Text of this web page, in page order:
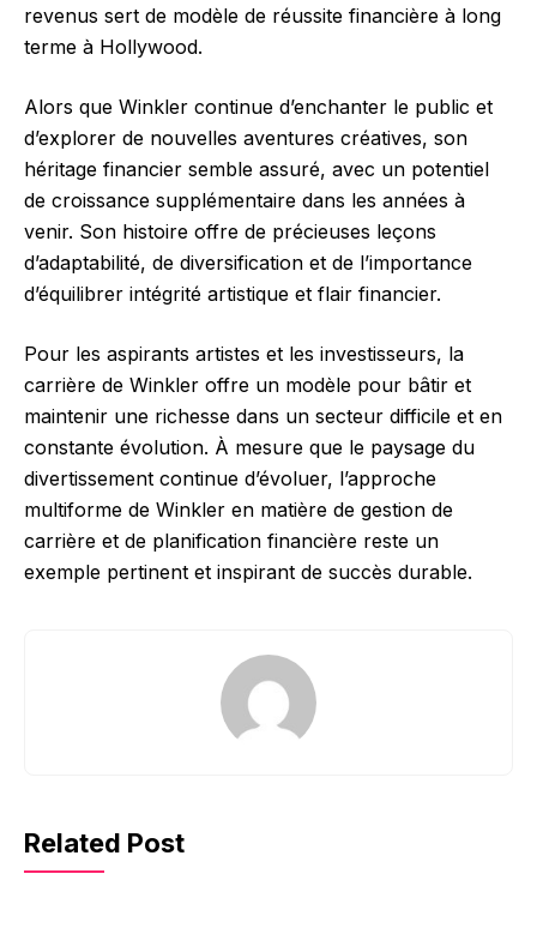
revenus sert de modèle de réussite financière à long
terme à Hollywood.
Alors que Winkler continue d’enchanter le public et
d’explorer de nouvelles aventures créatives, son
héritage financier semble assuré, avec un potentiel
de croissance supplémentaire dans les années à
venir. Son histoire offre de précieuses leçons
d’adaptabilité, de diversification et de l’importance
d’équilibrer intégrité artistique et flair financier.
Pour les aspirants artistes et les investisseurs, la
carrière de Winkler offre un modèle pour bâtir et
maintenir une richesse dans un secteur difficile et en
constante évolution. À mesure que le paysage du
divertissement continue d’évoluer, l’approche
multiforme de Winkler en matière de gestion de
carrière et de planification financière reste un
exemple pertinent et inspirant de succès durable.
Related Post